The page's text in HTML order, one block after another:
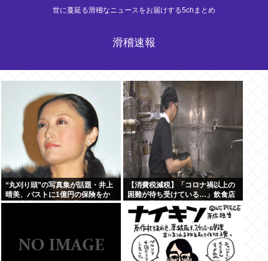
世に蔓延る滑稽なニュースをお届けする5chまとめ
滑稽速報
“丸刈り頭”の写真集が話題・井上
晴美、バストに1億円の保険をか
けた当時を振り返る「すごく不思
【消費税減税】「コロナ禍以上の
困難が待ち受けている…」飲食店
からは悲痛な声上がる 懸念され
る”外食離れ” 中小農家は収入の減
少危惧「農家離れに拍車が…」